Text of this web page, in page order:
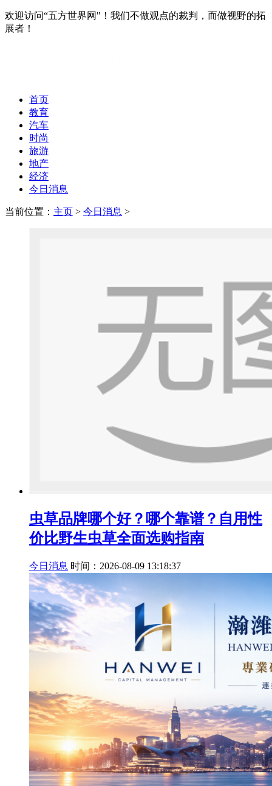
欢迎访问“五方世界网"！我们不做观点的裁判，而做视野的拓
展者！
首页
教育
汽车
时尚
旅游
地产
经济
今日消息
当前位置： 主页 > 今日消息 >
虫草品牌哪个好？哪个靠谱？自用性
价比野生虫草全面选购指南
今日消息 时间：2026-08-09 13:18:37